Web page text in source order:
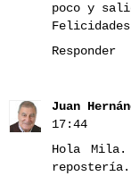
poco y
Responder
Juan
17:44
Hola
repostería.